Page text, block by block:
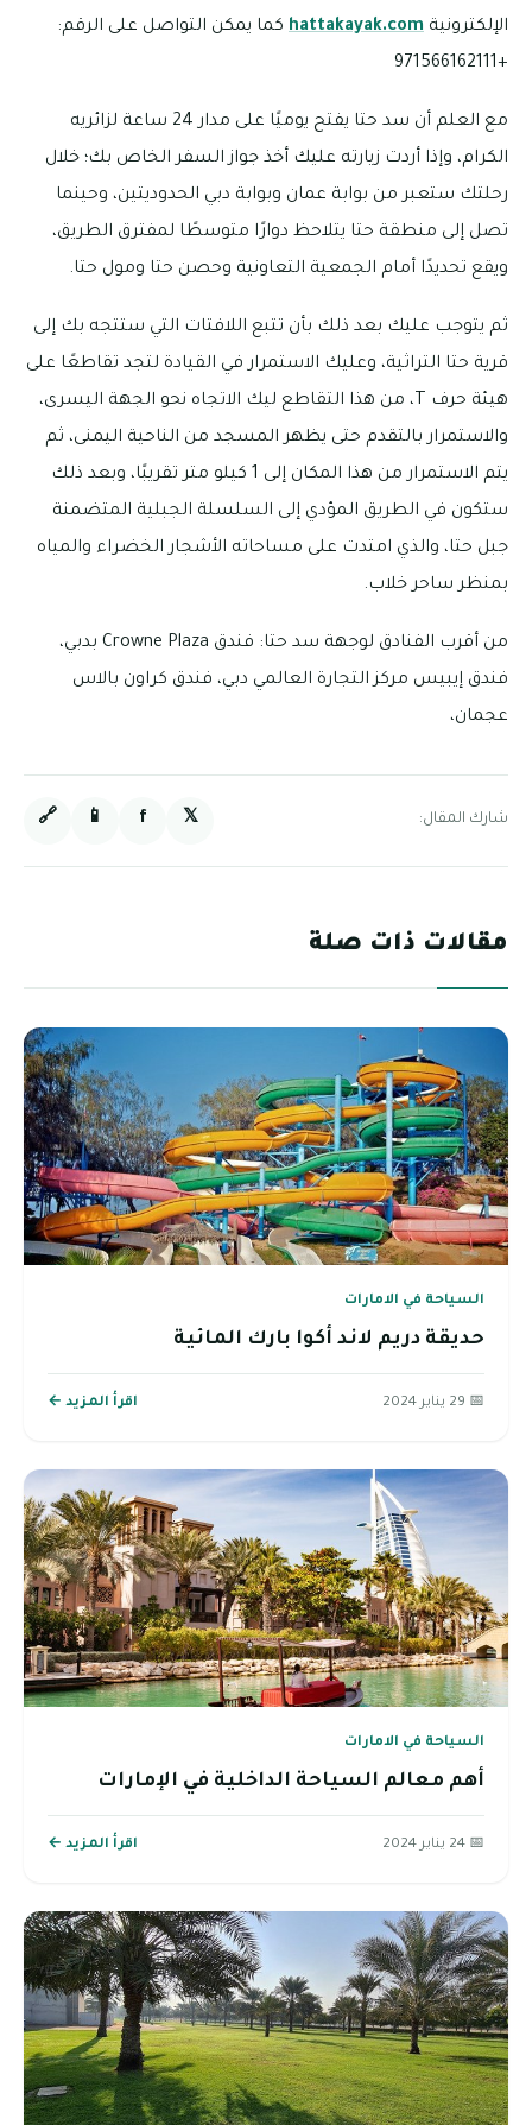
الإلكترونية hattakayak.com كما يمكن التواصل على الرقم:
+971566162111
مع العلم أن سد حتا يفتح يوميًا على مدار 24 ساعة لزائريه
الكرام، وإذا أردت زيارته عليك أخذ جواز السفر الخاص بك؛ خلال
رحلتك ستعبر من بوابة عمان وبوابة دبي الحدوديتين، وحينما
تصل إلى منطقة حتا يتلاحظ دوارًا متوسطًا لمفترق الطريق،
ويقع تحديدًا أمام الجمعية التعاونية وحصن حتا ومول حتا.
ثم يتوجب عليك بعد ذلك بأن تتبع اللافتات التي ستتجه بك إلى
قرية حتا التراثية، وعليك الاستمرار في القيادة لتجد تقاطعًا على
هيئة حرف T، من هذا التقاطع ليك الاتجاه نحو الجهة اليسرى،
والاستمرار بالتقدم حتى يظهر المسجد من الناحية اليمنى، ثم
يتم الاستمرار من هذا المكان إلى 1 كيلو متر تقريبًا، وبعد ذلك
ستكون في الطريق المؤدي إلى السلسلة الجبلية المتضمنة
جبل حتا، والذي امتدت على مساحاته الأشجار الخضراء والمياه
بمنظر ساحر خلاب.
من أقرب الفنادق لوجهة سد حتا: فندق Crowne Plaza بدبي،
فندق إيبيس مركز التجارة العالمي دبي، فندق كراون بالاس
عجمان،
شارك المقال: 𝕏
f
📱
🔗
مقالات ذات صلة
السياحة في الامارات
حديقة دريم لاند أكوا بارك المائية
📅 29 يناير 2024 اقرأ المزيد ←
السياحة في الامارات
أهم معالم السياحة الداخلية في الإمارات
📅 24 يناير 2024 اقرأ المزيد ←